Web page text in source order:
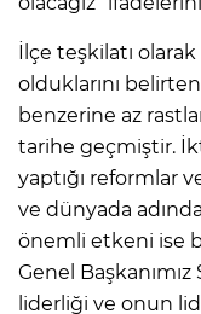
İlçe teşkilatı
olduklarını
benzerine az
tarihe geçmiştir.
yaptığı reformlar
ve dünyada
önemli etkeni ise
Genel
liderliği ve onun